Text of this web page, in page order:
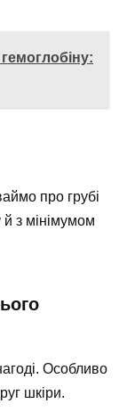
про грубі
з мінімумом
Особливо
шкіри.